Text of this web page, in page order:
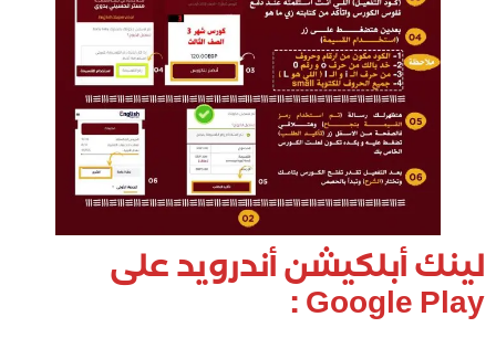
لينك أبلكيشن أندرويد على
Google Play :